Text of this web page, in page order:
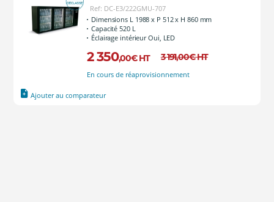
Ref: DC-E3/222GMU-707
Dimensions L 1988 x P 512 x H 860 mm
Capacité 520 L
Éclairage intérieur Oui, LED
2 350,00€ HT 3 191,00€HT
En cours de réaprovisionnement
Ajouter au comparateur